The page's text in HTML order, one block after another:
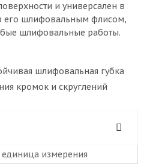
и универсален в
его шлифовальным флисом,
шлифовальные работы.
шлифовальная губка
кромок и скруглений
единица измерения